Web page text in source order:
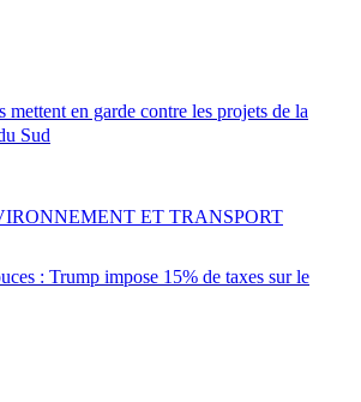
mettent en garde contre les projets de la
Sud
: Trump impose 15% de taxes sur le
ET TRANSPORT